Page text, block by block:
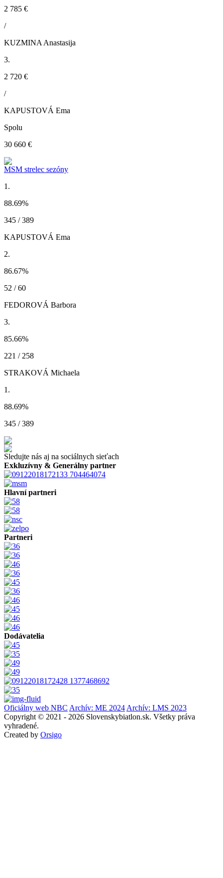
2 785 €
/
KUZMINA Anastasija
3.
2 720 €
/
KAPUSTOVÁ Ema
Spolu
30 660 €
MSM strelec sezóny
1.
88.69%
345 / 389
KAPUSTOVÁ Ema
2.
86.67%
52 / 60
FEDOROVÁ Barbora
3.
85.66%
221 / 258
STRAKOVÁ Michaela
1.
88.69%
345 / 389
Sledujte nás aj na sociálnych sieťach
Exkluzívny & Generálny partner
Hlavní partneri
Partneri
Dodávatelia
Oficiálny web NBC Archív: ME 2024 Archív: LMS 2023
Copyright © 2021 - 2026 Slovenskybiatlon.sk. Všetky práva
vyhradené.
Created by Orsigo